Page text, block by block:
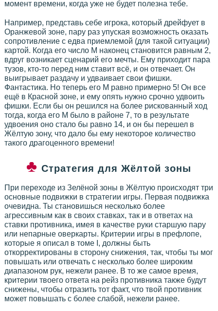
момент времени, когда уже не будет полезна тебе.
Например, представь себе игрока, который дрейфует в
Оранжевой зоне, пару раз упуская возможность оказать
сопротивление с едва приемлемой (для такой ситуации)
картой. Когда его число М наконец становится равным 2,
вдруг возникает сценарий его мечты. Ему приходит пара
тузов, кто-то перед ним ставит всё, и он отвечает. Он
выигрывает раздачу и удваивает свои фишки.
Фантастика. Но теперь его М равно примерно 5! Он все
ещё в Красной зоне, и ему опять нужно срочно удвоить
фишки. Если бы он решился на более рискованный ход
тогда, когда его М было в районе 7, то в результате
удвоения оно стало бы равно 14, и он бы перешел в
Жёлтую зону, что дало бы ему некоторое количество
такого драгоценного времени!
Стратегия для Жёлтой зоны
При переходе из Зелёной зоны в Жёлтую происходят три
основные подвижки в стратегии игры. Первая подвижка
очевидна. Ты становишься несколько более
агрессивным как в своих ставках, так и в ответах на
ставки противника, имея в качестве руки старшую пару
или непарные оверкарты. Критерии игры в префлопе,
которые я описал в томе I, должны быть
откорректированы в сторону снижения, так, чтобы ты мог
повышать или отвечать с несколько более широким
диапазоном рук, нежели ранее. В то же самое время,
критерии твоего ответа на рейз противника также будут
снижены, чтобы отразить тот факт, что твой противник
может повышать с более слабой, нежели ранее.